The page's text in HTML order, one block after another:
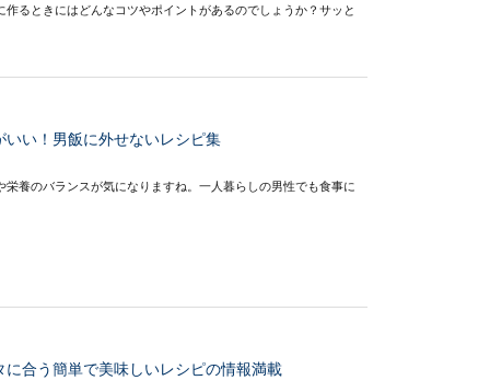
るときにはどんなコツやポイントがあるのでしょうか？サッと
い！男飯に外せないレシピ集
栄養のバランスが気になりますね。一人暮らしの男性でも食事に
に合う簡単で美味しいレシピの情報満載